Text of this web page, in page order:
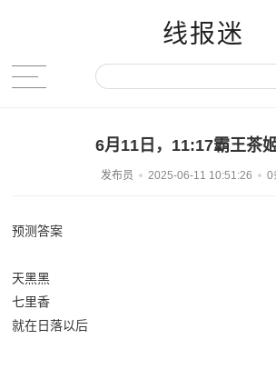
线报迷
6月11日，11:17霸王茶
发布员 2025-06-11 10:51:26 0
预测答案
天黑黑
七里香
就在日落以后